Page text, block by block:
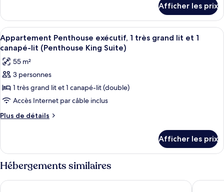
Chambre
supérieure,
2
lits
jumeaux
(Superior
Twin
Room)
Chambre
supérieure,
2
lits
jumeaux
(Superior
Twin
Room)
Afficher les prix
Afficher
toutes
les
photos
pour
ce
type
de
Penthouse
exécutif,
1
très
Une chambre d’hôtel avec un lit,
22
Appartement Penthouse exécutif, 1 très grand lit et 1
canapé-lit (Penthouse King Suite)
55 m²
3 personnes
1 très grand lit et 1 canapé-lit (double)
Accès Internet par câble inclus
Plus de détails
Plus
Appartement
Penthouse
exécutif,
très
Afficher les prix
Hébergements similaires
Thistle Trafalgar - Leicester Square